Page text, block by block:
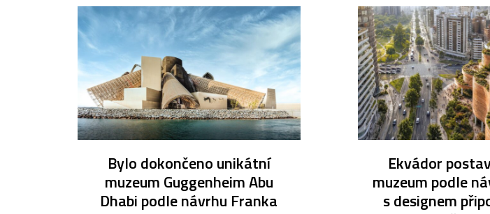
Bylo dokončeno unikátní
muzeum Guggenheim Abu
Dhabi podle návrhu Franka
Ekvádor
muzeum podle
s designem